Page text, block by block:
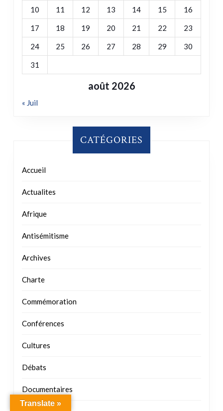
août 2026
10 11 12 13 14 15 16
17 18 19 20 21 22 23
24 25 26 27 28 29 30
31
« Juil
CATÉGORIES
Accueil
Actualites
Afrique
Antisémitisme
Archives
Charte
Commémoration
Conférences
Cultures
Débats
Documentaires
Translate »